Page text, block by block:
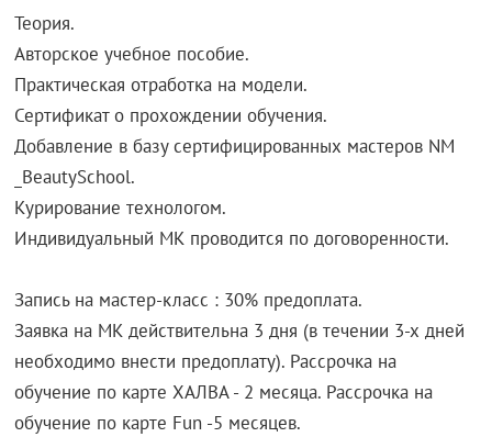
Теория.
Авторское учебное пособие.
Практическая отработка на модели.
Сертификат о прохождении обучения.
Добавление в базу сертифицированных мастеров NM
_BeautySchool.
Курирование технологом.
Индивидуальный МК проводится по договоренности.
Запись на мастер-класс : 30% предоплата.
Заявка на МК действительна 3 дня (в течении 3-х дней
необходимо внести предоплату). Рассрочка на
обучение по карте ХАЛВА - 2 месяца. Рассрочка на
обучение по карте Fun -5 месяцев.